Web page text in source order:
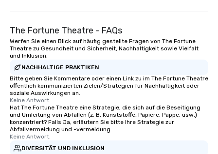
The Fortune Theatre - FAQs
Werfen Sie einen Blick auf häufig gestellte Fragen von The Fortune
Theatre zu Gesundheit und Sicherheit, Nachhaltigkeit sowie Vielfalt
und Inklusion.
NACHHALTIGE PRAKTIKEN
Bitte geben Sie Kommentare oder einen Link zu im The Fortune Theatre
öffentlich kommunizierten Zielen/Strategien für Nachhaltigkeit oder
soziale Auswirkungen an.
Keine Antwort.
Hat The Fortune Theatre eine Strategie, die sich auf die Beseitigung
und Umleitung von Abfällen (z. B. Kunststoffe, Papiere, Pappe, usw.)
konzentriert? Falls Ja, erläutern Sie bitte Ihre Strategie zur
Abfallvermeidung und -vermeidung.
Keine Antwort.
DIVERSITÄT UND INKLUSION